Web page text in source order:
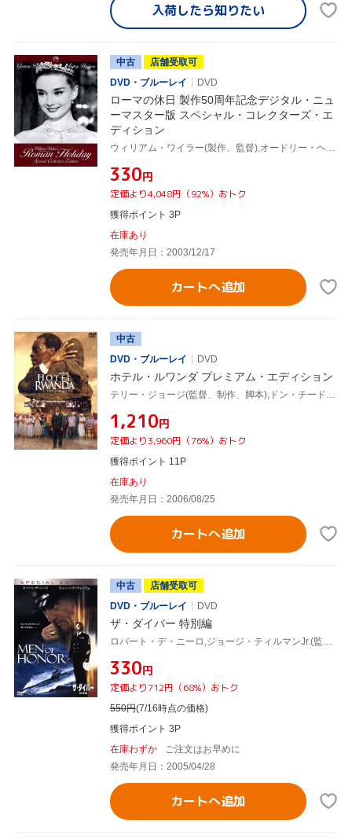
入荷したら知りたい
中古
店舗受取可
DVD・ブルーレイ
DVD
ローマの休日 製作50周年記念デジタル・ニュ
ーマスター版 スペシャル・コレクターズ・エ
ディション
ウィリアム・ワイラー(製作、監督),オードリー・ヘプバーン,グレゴリー・ペック,エディ・アルバート,イアン・マクレラン・ハンター(脚本),ジョン・ダイトン(脚本)
¥330円
定価より4,048円（92%）おトク
獲得ポイント 3P
在庫あり
発売年月日：2003/12/17
カートへ追加
中古
DVD・ブルーレイ
DVD
ホテル・ルワンダ プレミアム・エディション
¥1,210円
定価より3,960円（76%）おトク
獲得ポイント 11P
在庫あり
発売年月日：2006/08/25
カートへ追加
中古
店舗受取可
DVD・ブルーレイ
DVD
ザ・ダイバー 特別編
¥330円
定価より712円（68%）おトク
550円(7/16時点の価格)
獲得ポイント 3P
在庫わずか
ご注文はお早めに
発売年月日：2005/04/28
カートへ追加